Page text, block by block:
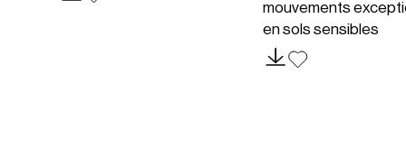
mouvements
en sols sensibles